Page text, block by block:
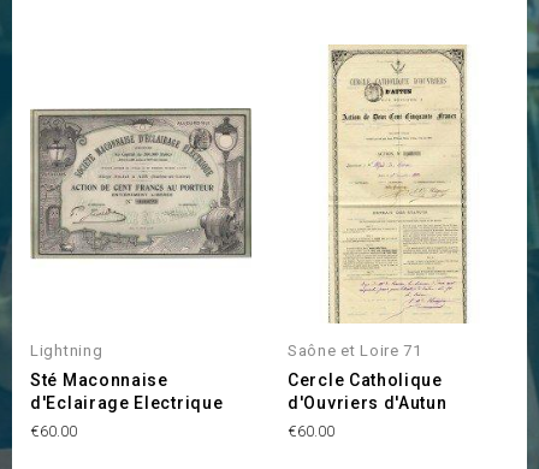
Lightning
Sté Maconnaise
d'Eclairage Electrique
Price
€60.00
Saône et Loire 71
Cercle Catholique
d'Ouvriers d'Autun
Price
€60.00